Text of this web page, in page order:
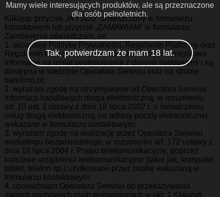
Klikając przycisk „WYŚLIJ” umieszczony w formularzu
kontaktowym lub przycisk „ZAMAWIAM” w formularzu
Zamówienia oświadczam, że:
1. akceptuję Politykę Prywatności, Regulamin Platformy oraz
Regulamin Pełnomocnictwa, które zawierają szczegółowe
informacje na temat postępowania z danymi osobowymi i są
dostępna w siedzibie Operatora Serwisu oraz na stronie
barellmo.pl;
2. wyrażam zgodę na otrzymywanie od Operatora Serwisu
informacji handlowych drogą elektroniczną, w rozumieniu
art. 10 ust. 2 ustawy z dnia 18 lipca 2002 r. o świadczeniu
usług drogą elektroniczną, na adresy poczty elektronicznej
wskazane w formularzu kontaktowym;
3. wyrażam zgodę na realizację przez Operatora Serwisu
marketingu bezpośredniego, w rozumieniu art. 172 ustawy z
dnia 16 lipca 2004 r. Prawo telekomunikacyjne, poprzez
końcowe urządzenia telekomunikacyjne (takie jak: komputer,
tablet, telefon itp.) użytkowane przez osobę wskazaną w
formularzu kontaktowym;
4. upoważniam Operatora Serwisu do przekazywania
danych osobowych osób wymienionych w pkt. 1 Klauzuli
Mamy wiele interesujących produktów, ale są przeznaczone
dla osób pełnoletnich.
Tak, potwierdzam że mam 18 lat.